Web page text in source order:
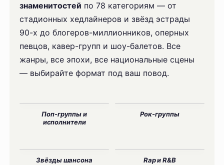
знаменитостей по 78 категориям — от
стадионных хедлайнеров и звёзд эстрады
90-х до блогеров-миллионников, оперных
певцов, кавер-групп и шоу-балетов. Все
жанры, все эпохи, все национальные сцены
— выбирайте формат под ваш повод.
Поп-группы и
исполнители
Рок-группы
Звёзды шансона Rap и R&B